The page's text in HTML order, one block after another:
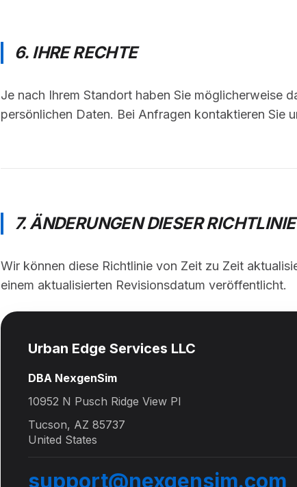
6. IHRE RECHTE
Je nach Ihrem Standort haben Sie möglicherweise
persönlichen Daten. Bei Anfragen kontaktieren Sie
7. ÄNDERUNGEN DIESER RICHTLINIE
Wir können diese Richtlinie von Zeit zu Zeit
einem aktualisierten Revisionsdatum veröffentlicht.
Urban Edge Services LLC
DBA NexgenSim
10952 N Pusch Ridge View Pl
Tucson, AZ 85737
United States
support@nexgensim.com